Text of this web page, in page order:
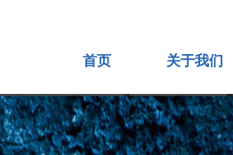
首页 关于我们
公司简介